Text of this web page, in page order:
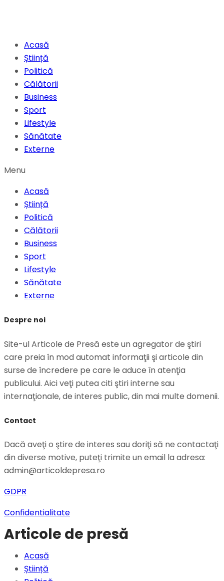
Acasă
Știință
Politică
Călătorii
Business
Sport
Lifestyle
Sănătate
Externe
Menu
Acasă
Știință
Politică
Călătorii
Business
Sport
Lifestyle
Sănătate
Externe
Despre noi
Site-ul Articole de Presă este un agregator de ştiri
care preia în mod automat informaţii şi articole din
surse de încredere pe care le aduce în atenţia
publicului. Aici veţi putea citi ştiri interne sau
internaţionale, de interes public, din mai multe domenii.
Contact
Dacă aveţi o ştire de interes sau doriţi să ne contactaţi
din diverse motive, puteţi trimite un email la adresa:
admin@articoldepresa.ro
GDPR
Confidentialitate
Articole de presă
Acasă
Știință